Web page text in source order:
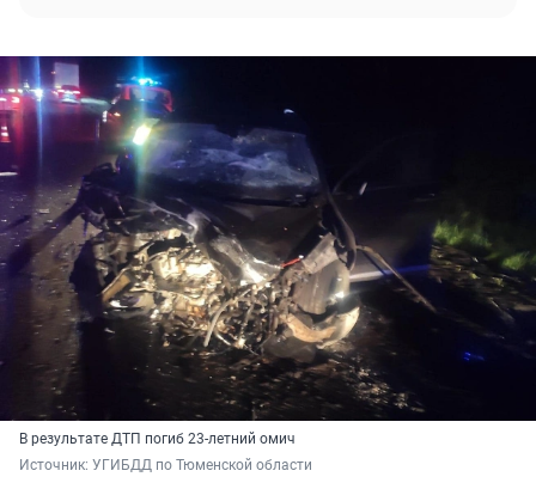
В результате ДТП погиб 23-летний омич
Источник: УГИБДД по Тюменской области